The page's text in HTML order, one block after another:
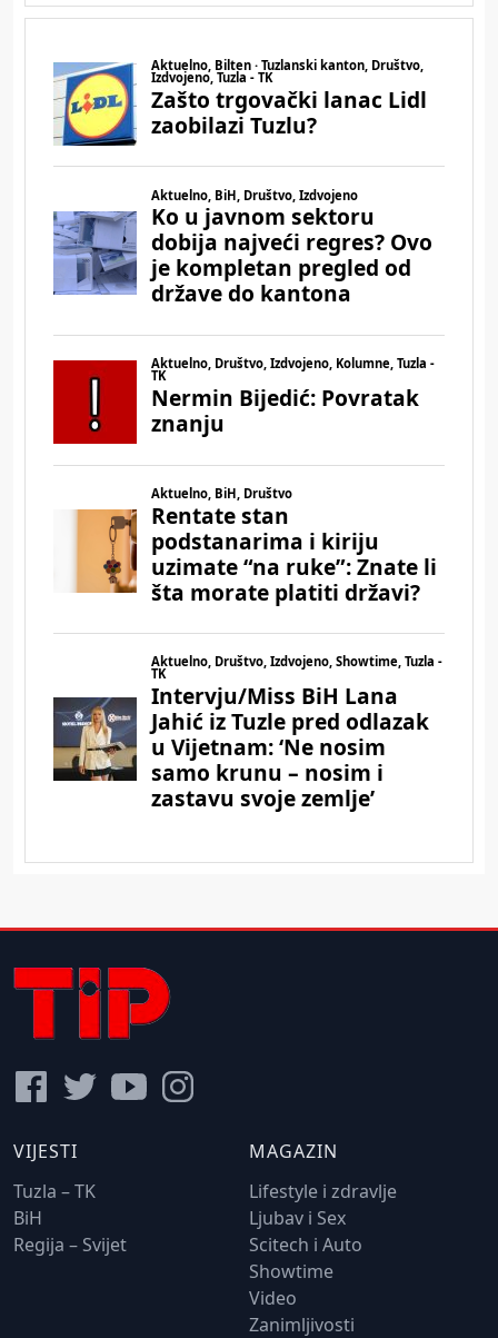
VIJESTI
Tuzla – TK
BiH
Regija – Svijet
MAGAZIN
Lifestyle i zdravlje
Ljubav i Sex
Scitech i Auto
Showtime
Video
Zanimljivosti